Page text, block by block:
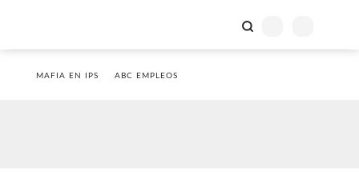
MAFIA EN IPS ABC EMPLEOS